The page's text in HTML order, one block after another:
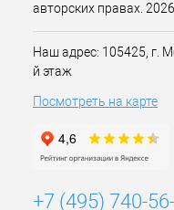
авторских правах. 2026
Наш адрес: 105425, г.
й этаж
Посмотреть на карте
+7 (495) 740-